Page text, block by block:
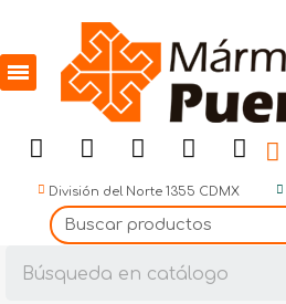
División del Norte 1355 CDMX